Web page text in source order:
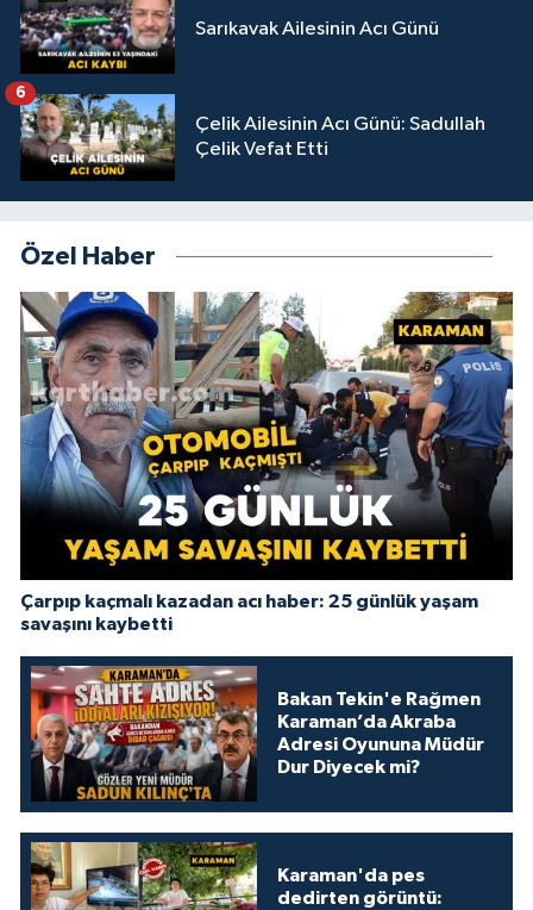
Sarıkavak Ailesinin Acı Günü
Çelik Ailesinin Acı Günü: Sadullah
Çelik Vefat Etti
6
Özel Haber
Çarpıp kaçmalı kazadan acı haber: 25 günlük yaşam
savaşını kaybetti
Bakan Tekin'e Rağmen
Karaman’da Akraba
Adresi Oyununa Müdür
Dur Diyecek mi?
Karaman'da pes
dedirten görüntü: